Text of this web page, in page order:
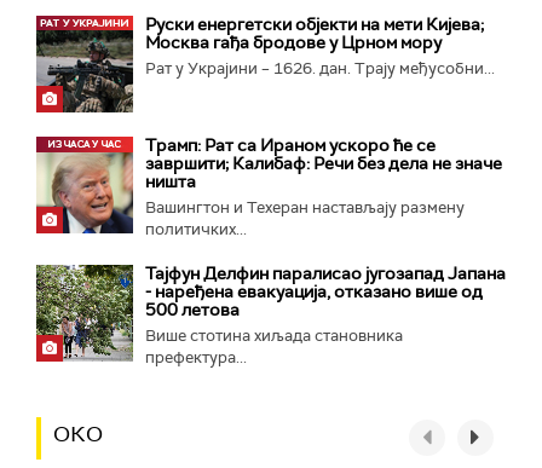
Руски енергетски објекти на мети Кијева;
Москва гађа бродове у Црном мору
Рат у Украјини – 1626. дан. Трају међусобни...
Трамп: Рат са Ираном ускоро ће се
завршити; Калибаф: Речи без дела не значе
ништа
Вашингтон и Техеран настављају размену
политичких...
Тајфун Делфин паралисао југозапад Јапана
- наређена евакуација, отказано више од
500 летова
Више стотина хиљада становника
префектура...
ОКО